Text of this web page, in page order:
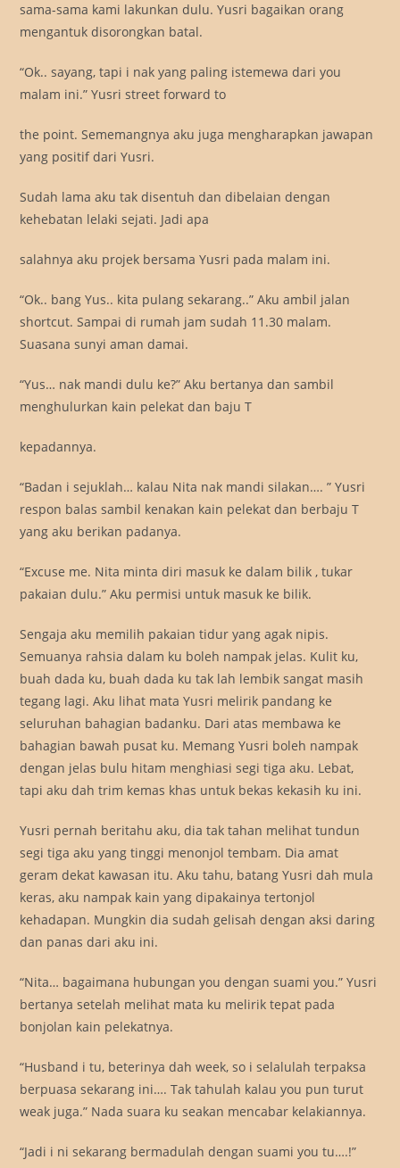
sama-sama kami lakunkan dulu. Yusri bagaikan orang
mengantuk disorongkan batal.
“Ok.. sayang, tapi i nak yang paling istemewa dari you
malam ini.” Yusri street forward to
the point. Sememangnya aku juga mengharapkan jawapan
yang positif dari Yusri.
Sudah lama aku tak disentuh dan dibelaian dengan
kehebatan lelaki sejati. Jadi apa
salahnya aku projek bersama Yusri pada malam ini.
“Ok.. bang Yus.. kita pulang sekarang..” Aku ambil jalan
shortcut. Sampai di rumah jam sudah 11.30 malam.
Suasana sunyi aman damai.
“Yus… nak mandi dulu ke?” Aku bertanya dan sambil
menghulurkan kain pelekat dan baju T
kepadannya.
“Badan i sejuklah… kalau Nita nak mandi silakan…. ” Yusri
respon balas sambil kenakan kain pelekat dan berbaju T
yang aku berikan padanya.
“Excuse me. Nita minta diri masuk ke dalam bilik , tukar
pakaian dulu.” Aku permisi untuk masuk ke bilik.
Sengaja aku memilih pakaian tidur yang agak nipis.
Semuanya rahsia dalam ku boleh nampak jelas. Kulit ku,
buah dada ku, buah dada ku tak lah lembik sangat masih
tegang lagi. Aku lihat mata Yusri melirik pandang ke
seluruhan bahagian badanku. Dari atas membawa ke
bahagian bawah pusat ku. Memang Yusri boleh nampak
dengan jelas bulu hitam menghiasi segi tiga aku. Lebat,
tapi aku dah trim kemas khas untuk bekas kekasih ku ini.
Yusri pernah beritahu aku, dia tak tahan melihat tundun
segi tiga aku yang tinggi menonjol tembam. Dia amat
geram dekat kawasan itu. Aku tahu, batang Yusri dah mula
keras, aku nampak kain yang dipakainya tertonjol
kehadapan. Mungkin dia sudah gelisah dengan aksi daring
dan panas dari aku ini.
“Nita… bagaimana hubungan you dengan suami you.” Yusri
bertanya setelah melihat mata ku melirik tepat pada
bonjolan kain pelekatnya.
“Husband i tu, beterinya dah week, so i selalulah terpaksa
berpuasa sekarang ini…. Tak tahulah kalau you pun turut
weak juga.” Nada suara ku seakan mencabar kelakiannya.
“Jadi i ni sekarang bermadulah dengan suami you tu….!”